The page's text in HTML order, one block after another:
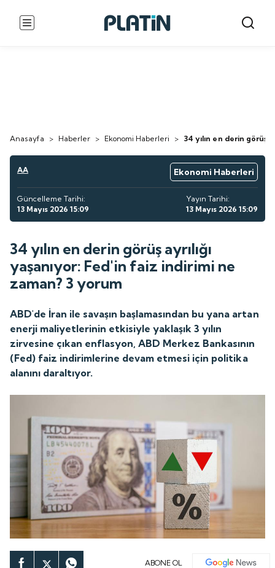
Anasayfa > Haberler > Ekonomi Haberleri > 34 yılın en derin görüş
AA Ekonomi Haberleri
Güncelleme Tarihi:
13 Mayıs 2026 15:09
Yayın Tarihi:
13 Mayıs 2026 15:09
34 yılın en derin görüş ayrılığı
yaşanıyor: Fed'in faiz indirimi ne
zaman? 3 yorum
ABD'de İran ile savaşın başlamasından bu yana artan
enerji maliyetlerinin etkisiyle yaklaşık 3 yılın
zirvesine çıkan enflasyon, ABD Merkez Bankasının
(Fed) faiz indirimlerine devam etmesi için politika
alanını daraltıyor.
ABONE OL